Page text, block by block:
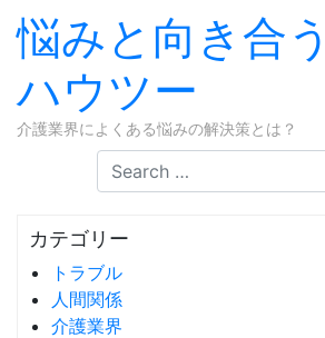
悩みと向き合
ハウツー
介護業界によくある悩みの解決策とは？
Skip to content
カテゴリー
トラブル
人間関係
介護業界